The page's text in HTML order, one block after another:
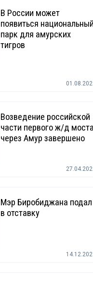
В России может
появиться
парк для амурских
тигров
Возведение российской
части первого ж/д
через Амур завершено
Мэр Биробиджана подал
в отставку